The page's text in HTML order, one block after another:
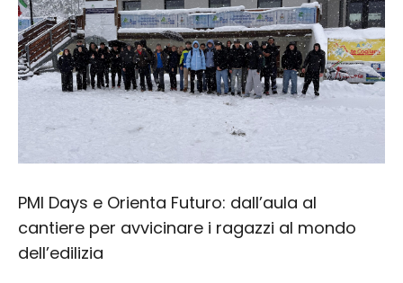
PMI Days e Orienta Futuro: dall’aula al
cantiere per avvicinare i ragazzi al mondo
dell’edilizia